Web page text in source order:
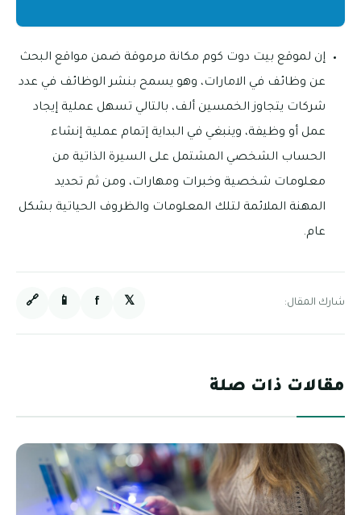
إن لموقع بيت دوت كوم مكانة مرموقة ضمن مواقع البحث
عن وظائف في الامارات، وهو يسمح بنشر الوظائف في عدد
شركات يتجاوز الخمسين ألف، بالتالي تسهل عملية إيجاد
عمل أو وظيفة، وينبغي في البداية إتمام عملية إنشاء
الحساب الشخصي المشتمل على السيرة الذاتية من
معلومات شخصية وخبرات ومهارات، ومن ثم تحديد
المهنة الملائمة لتلك المعلومات والظروف الحياتية بشكل
عام.
شارك المقال: 𝕏
f
📱
🔗
مقالات ذات صلة